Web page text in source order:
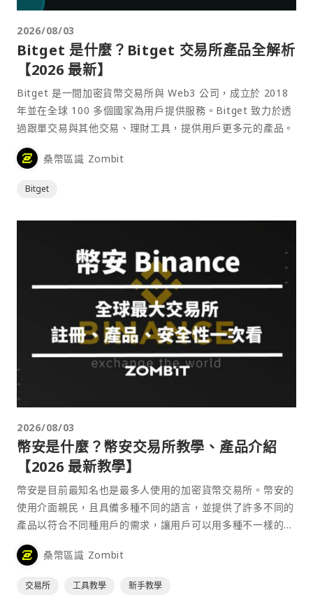
2026/08/03
Bitget 是什麼？Bitget 交易所產品全解析
【2026 最新】
Bitget 是一間加密貨幣交易所與 Web3 公司，成立於 2018
年並在全球 100 多個國家為用戶提供服務。Bitget 致力於透
過跟單交易與其他交易、理財工具，提供用戶更多元的產品。
桑幣區識 Zombit
Bitget
2026/08/03
幣安是什麼？幣安交易所教學、產品介紹
【2026 最新教學】
幣安是目前最知名也是最多人使用的加密貨幣交易所。幣安的
使用介面親民，且具備多種不同的語言，並提供了許多不同的
產品以符合不同種用戶的需求，讓用戶可以用多種不一樣的方
式來參與加密貨幣市場。
桑幣區識 Zombit
交易所 工具教學 新手教學